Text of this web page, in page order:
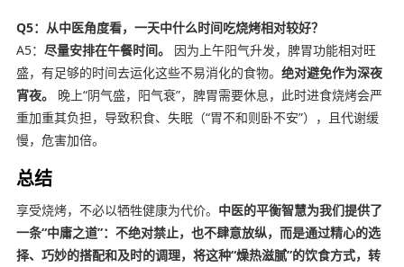
Q5：从中医角度看，一天中什么时间吃烧烤相对较好？
A5： 尽量安排在午餐时间。
因为上午阳气升发，脾胃功能相对旺
盛，有足够的时间去运化这些不易消化的食物。 绝对避免作为深夜
宵夜。
晚上“阴气盛，阳气衰”，脾胃需要休息，此时进食烧烤会严
重加重其负担，导致积食、失眠（“胃不和则卧不安”），且代谢缓
慢，危害加倍。
总结
享受烧烤，不必以牺牲健康为代价。 中医的平衡智慧为我们提供了
一条“中庸之道”：不绝对禁止，也不肆意放纵，而是通过精心的选
择、巧妙的搭配和及时的调理，将这种“燥热滋腻”的饮食方式，转